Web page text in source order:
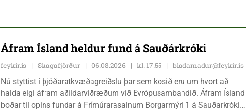
Áfram Ísland heldur fund á Sauðárkróki
feykir.is Skagafjörður 06.08.2026 kl. 17.55
bladamadur@feykir.is
Nú styttist í þjóðaratkvæðagreiðslu þar sem kosið eru um hvort að
halda eigi áfram aðildarviðræðum við Evrópusambandið. Áfram Ísland
boðar til opins fundar á Frímúrarasalnum Borgarmýri 1 á Sauðarkróki,